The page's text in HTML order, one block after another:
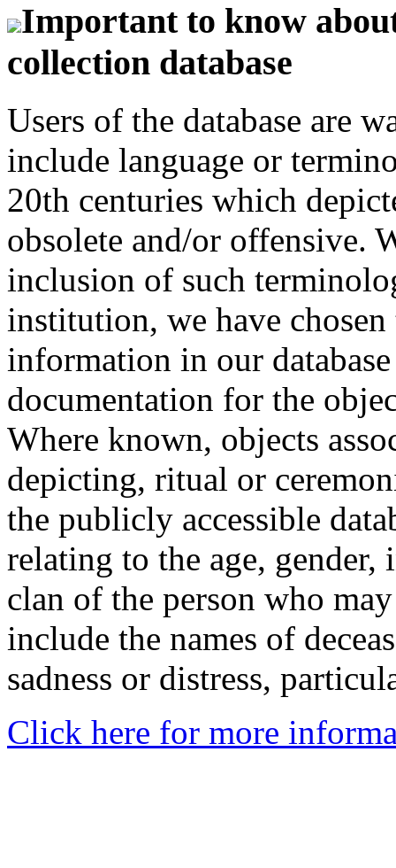
Important to know
collection database
Users of the database are
include language or
20th centuries which
obsolete and/or offensive.
inclusion of such
institution, we have
information in our
documentation for the
Where known, objects
depicting, ritual or
the publicly accessible
relating to the age,
clan of the person who
include the names of
sadness or distress,
Click here for more